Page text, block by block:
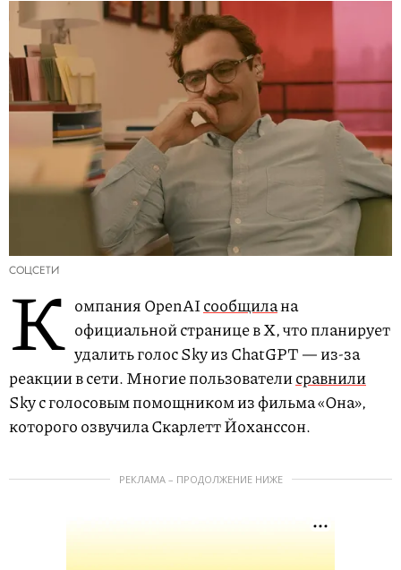
СОЦСЕТИ
К омпания OpenAIсообщилана
официальной странице в X, что планирует
удалить голос Sky из ChatGPT — из-за
реакции в сети. Многие пользователисравнили
Sky с голосовым помощником из фильма «Она»,
которого озвучила Скарлетт Йоханссон.
РЕКЛАМА – ПРОДОЛЖЕНИЕ НИЖЕ